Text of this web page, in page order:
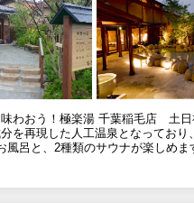
わおう！極楽湯 千葉稲毛店 土
を再現した人工温泉となってお
風呂と、2種類のサウナが楽しめ